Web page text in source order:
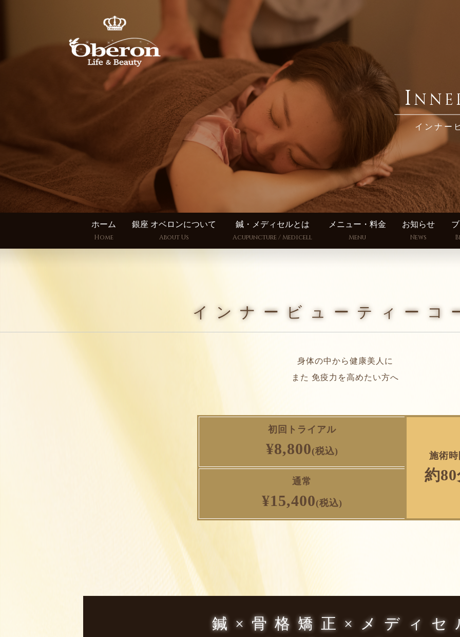
I
インナー
ホーム
Home
銀座 オベロンについて
About Us
鍼・メディセルとは
Acupuncture / Medicell
メニュー・料金
Menu
お知らせ
News
インナービューティーコ
身体の中から健康美人に
また 免疫力を高めたい方へ
初回トライアル
¥8,800(税込)
通常
¥15,400(税込)
施術
約
鍼×骨格矯正×メディセ